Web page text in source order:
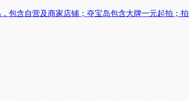
包含自营及商家店铺；夺宝岛包含大牌一元起拍；